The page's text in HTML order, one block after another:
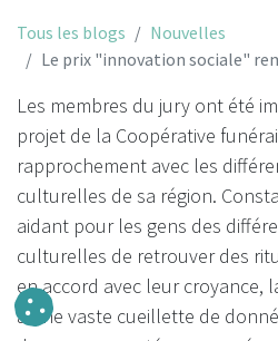
Tous les blogs
Nouvelles
Le prix "innovation sociale" remis à la
Les membres du jury ont été
projet de la Coopérative
rapprochement avec les
culturelles de sa région.
aidant pour les gens des
culturelles de retrouver des
en accord avec leur croyance,
à une vaste cueillette de